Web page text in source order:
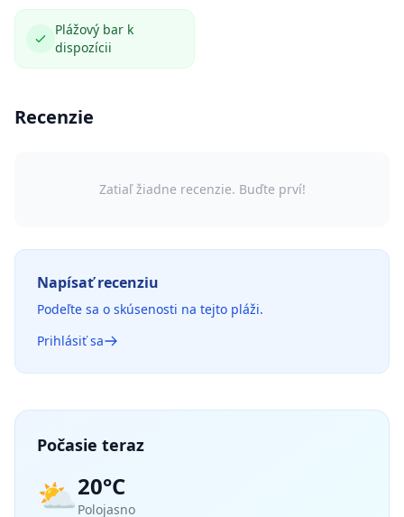
Plážový bar k
dispozícii
Recenzie
Zatiaľ žiadne recenzie. Buďte prví!
Napísať recenziu
Podeľte sa o skúsenosti na tejto pláži.
Prihlásiť sa
Počasie teraz
⛅20°C
Polojasno